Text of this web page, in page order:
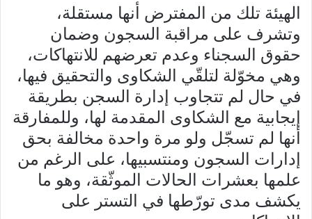
الهيئة تلك من المفترض أنها مستقلة،
وتشرف على مراقبة السجون وضمان
حقوق السجناء وعدم تعرضهم للانتهاكات،
وهي مخوّلة لتلقّي الشكاوى والتحقيق فيها،
في حال لم تتجاوب إدارة السجن بطريقة
إيجابية مع الشكاوى المقدمة لها، وللمفارقة
أنها لم تسجّل ولو مرة واحدة مخالفة بحق
إدارات السجون ومنتسبيها، على الرغم من
علمها بعشرات الحالات الموثّقة، وهو ما
يكشف مدى تورّطها في التستر على